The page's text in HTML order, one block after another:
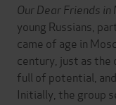
Our Dear Friends in
young Russians,
came of age in
century, just as the
full of potential,
Initially, the group